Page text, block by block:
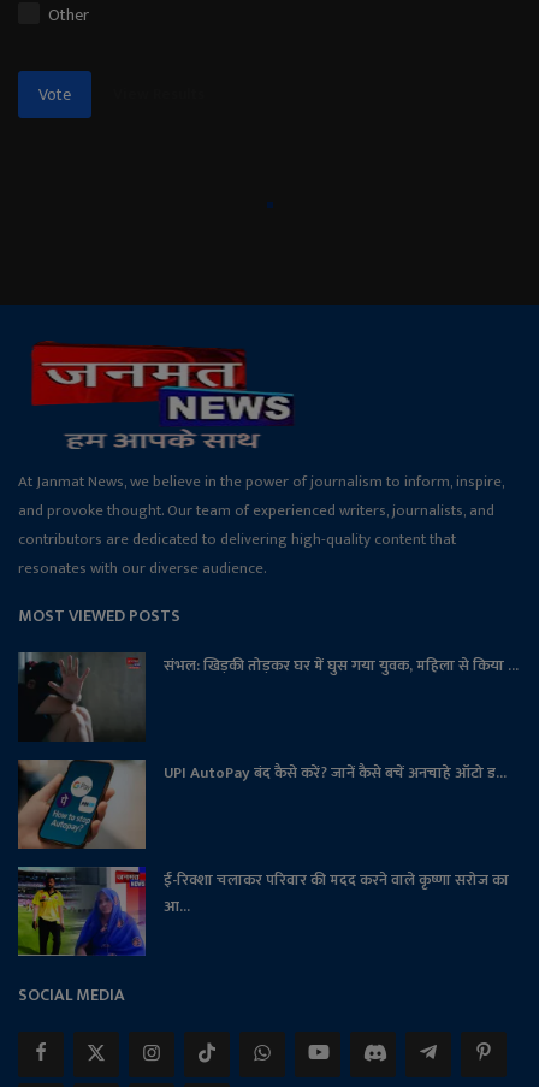
Other
Vote
At Janmat News, we believe in the power of journalism to inform, inspire,
and provoke thought. Our team of experienced writers, journalists, and
contributors are dedicated to delivering high-quality content that
resonates with our diverse audience.
MOST VIEWED POSTS
संभल: खिड़की तोड़कर घर में घुस गया युवक, महिला से किया ...
UPI AutoPay बंद कैसे करें? जानें कैसे बचें अनचाहे ऑटो ड...
ई-रिक्शा चलाकर परिवार की मदद करने वाले कृष्णा सरोज का
आ...
SOCIAL MEDIA